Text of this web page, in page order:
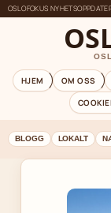
OSLOFOKUS
HJEM OM OSS
BLOGG LOKALT